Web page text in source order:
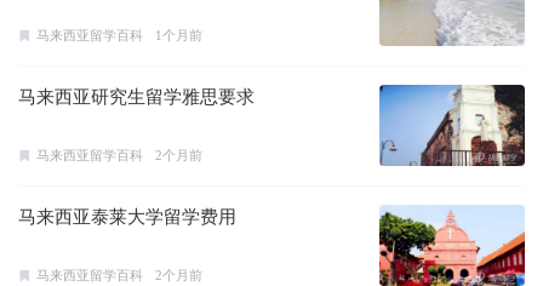
马来西亚留学百科 1个月前
马来西亚研究生留学雅思要求
马来西亚留学百科 2个月前
马来西亚泰莱大学留学费用
马来西亚留学百科 2个月前